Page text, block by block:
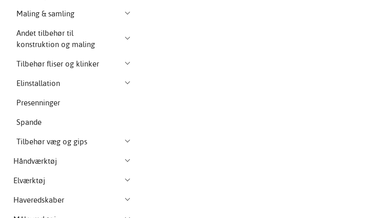
Maling & samling
Andet tilbehør til
konstruktion og maling
Tilbehør fliser og klinker
Elinstallation
Presenninger
Spande
Tilbehør væg og gips
Håndværktøj
Elværktøj
Haveredskaber